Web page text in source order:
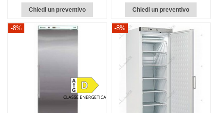
Chiedi un preventivo Chiedi un preventivo
-8% -8%